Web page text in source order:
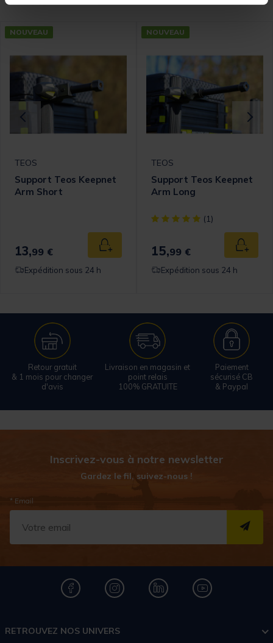
panier
NOUVEAU
TEOS
Support Teos Keepnet
Arm Short
13,99 € Ajouter au panier
Expédition sous 24 h
NOUVEAU
TEOS
Support Teos Keepnet
Arm Long
[object Object] out of 5
(1)
15,99 €
Expédition sous 24 h
Retour gratuit
& 1 mois pour changer
d'avis
Livraison en magasin et
point relais
100% GRATUITE
Paiement
sécurisé CB
& Paypal
Inscrivez-vous à notre newsletter
Gardez le fil, suivez-nous !
* Email
RETROUVEZ NOS UNIVERS